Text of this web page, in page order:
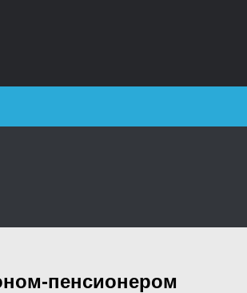
пенсионером